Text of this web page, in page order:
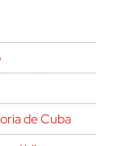
de Cuba